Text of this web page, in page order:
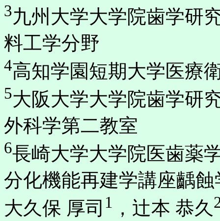
3九州大学大学院歯学研
料工学分野
4高知学園短期大学医療
5大阪大学大学院歯学研
外科学第二教室
6長崎大学大学院医歯薬
分化機能再建学講座齲蝕
大久保 厚司 1 ，辻本 恭久